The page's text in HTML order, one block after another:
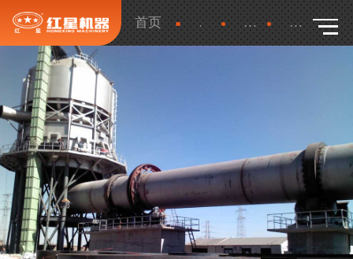
首页 产品 更多 详细